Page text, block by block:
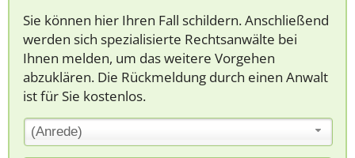
Sie können hier Ihren Fall schildern. Anschließend
werden sich spezialisierte Rechtsanwälte bei
Ihnen melden, um das weitere Vorgehen
abzuklären. Die Rückmeldung durch einen Anwalt
ist für Sie kostenlos.
(Anrede)